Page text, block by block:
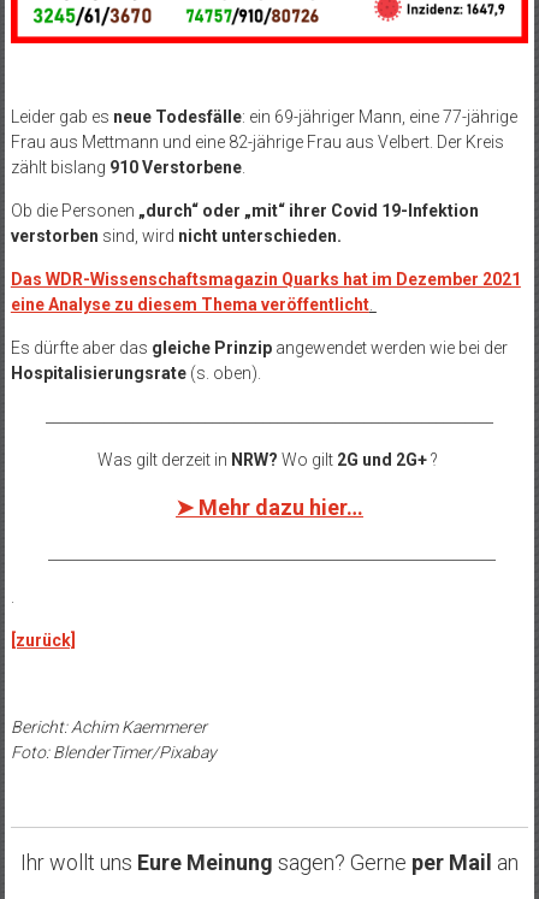
Leider gab es neue Todesfälle: ein 69-jähriger Mann, eine 77-jährige
Frau aus Mettmann und eine 82-jährige Frau aus Velbert. Der Kreis
zählt bislang 910 Verstorbene.
Ob die Personen „durch“ oder „mit“ ihrer Covid 19-Infektion
verstorben sind, wird nicht unterschieden.
Das WDR-Wissenschaftsmagazin Quarks hat im Dezember 2021
eine Analyse zu diesem Thema veröffentlicht.
Es dürfte aber das gleiche Prinzipangewendet werden wie bei der
Hospitalisierungsrate(s. oben).
Was gilt derzeit in NRW? Wo gilt 2G und 2G+?
➤ Mehr dazu hier…
[zurück]
Bericht: Achim Kaemmerer
Foto: BlenderTimer/Pixabay
Ihr wollt uns Eure Meinung sagen? Gerne per Mail an